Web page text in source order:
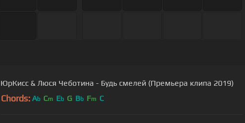
ЮрКисс & Люся Чеботина - Будь смелей (Премьера клипа 2019)
Chords: Ab Cm Eb G Bb Fm C